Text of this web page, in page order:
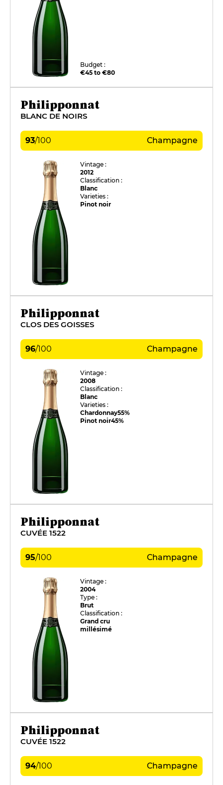
Budget :
€45 to €80
Philipponnat
BLANC DE NOIRS
93/100 Champagne
Vintage :
2012
Classification :
Blanc
Varieties :
Pinot noir
Philipponnat
CLOS DES GOISSES
96/100 Champagne
Vintage :
2008
Classification :
Blanc
Varieties :
Chardonnay55%
Pinot noir45%
Philipponnat
CUVÉE 1522
95/100 Champagne
Vintage :
2004
Type :
Brut
Classification :
Grand cru
millésimé
Philipponnat
CUVÉE 1522
94/100 Champagne